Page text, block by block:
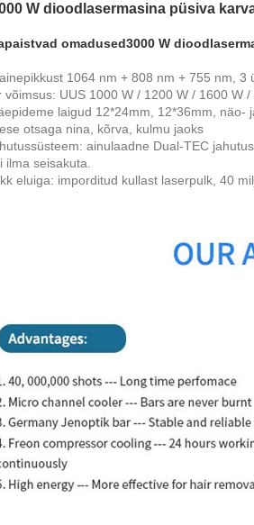
W dioodlasermasina püsiva
omadused3000 W
1064 nm + 808 nm + 755 nm, 3
võimsus: UUS 1000 W / 1200 W / 1600 W
laigud 12*24mm, 12*36mm, näo-
otsaga nina, kõrva, kulmu jaoks
ainulaadne Dual-TEC
ilma seisakuta.
eluiga: imporditud kullast laserpulk, 40